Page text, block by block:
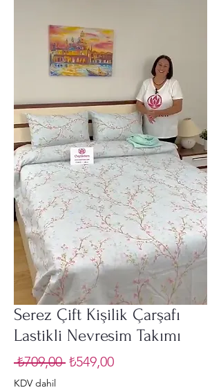
Serez Çift Kişilik Çarşafı
Lastikli Nevresim Takımı
₺709,00 Normal
₺549,00İndirimli
KDV dahil